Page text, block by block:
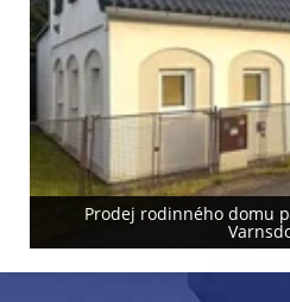
Prodej rodinného domu